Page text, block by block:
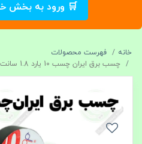
🛒 ورود به بخش
خانه
فهرست محصولات
چسب برق ایران چسب 10 یارد 1.8 سانت (هر حلقه 34.000 تومان)